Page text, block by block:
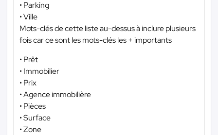
• Parking
• Ville
Mots-clés de cette liste au-dessus à inclure plusieurs
fois car ce sont les mots-clés les + importants
• Prêt
• Immobilier
• Prix
• Agence immobilière
• Pièces
• Surface
• Zone